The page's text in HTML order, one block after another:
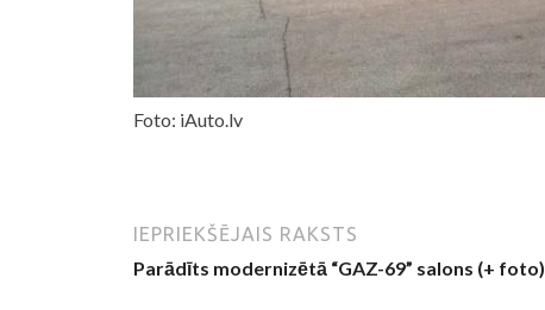
Foto: iAuto.lv
IEPRIEKŠĒJAIS RAKSTS
Parādīts modernizētā “GAZ-69” salons (+ foto)